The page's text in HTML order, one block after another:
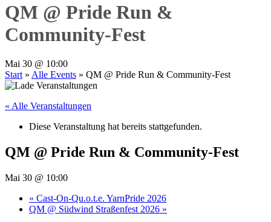
QM @ Pride Run &
Community-Fest
Mai 30 @ 10:00
Start » Alle Events » QM @ Pride Run & Community-Fest
« Alle Veranstaltungen
Diese Veranstaltung hat bereits stattgefunden.
QM @ Pride Run & Community-Fest
Mai 30 @ 10:00
« Cast-On-Qu.o.t.e. YarnPride 2026
QM @ Südwind Straßenfest 2026 »